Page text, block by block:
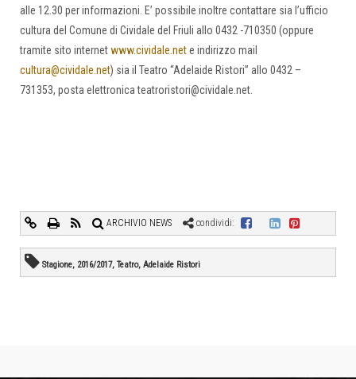
alle 12.30 per informazioni. E’ possibile inoltre contattare sia l’ufficio
cultura del Comune di Cividale del Friuli allo 0432 -710350 (oppure
tramite sito internetwww.cividale.nete indirizzo mail
cultura@cividale.net) sia il Teatro “Adelaide Ristori” allo 0432 –
731353, posta elettronica teatroristori@cividale.net.
ARCHIVIO NEWS condividi:
Stagione, 2016/2017, Teatro, Adelaide Ristori